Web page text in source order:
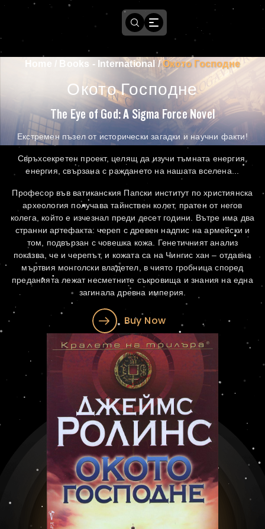
Home Books - International /Окото Господне
Окото Господне
The Eye of God: A Sigma Force Novel
Екстремен пъзел от исторически загадки и научни факти!
Свръхсекретен проект, целящ да изучи тъмната енергия,
енергия, свързана с раждането на нашата вселена...
Професор във ватиканския Папски институт по християнска
археология получава тайнствен колет, пратен от негов
колега, който е изчезнал преди десет години. Вътре има два
странни артефакта: череп с древен надпис на армейски и
том, подвързан с човешка кожа. Генетичният анализ
показва, че и черепът, и кожата са на Чингис хан – отдавна
мъртвия монголски владетел, в чиято гробница според
преданията лежат несметните съкровища и знания на една
загинала древна империя.
Buy Now